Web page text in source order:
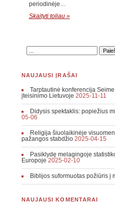
periodinėje…
Skaityti toliau »
NAUJAUSI ĮRAŠAI
Tarptautinė konferencija
įteisinimo Lietuvoje 2025-11-11
Didysis spektaklis: popiežius
05-06
Religija šiuolaikinėje
pažangos stabdžio 2025-04-15
Pasiklydę melagingoje
Europoje 2025-02-10
Biblijos suformuotas požiūris į
NAUJAUSI KOMENTARAI